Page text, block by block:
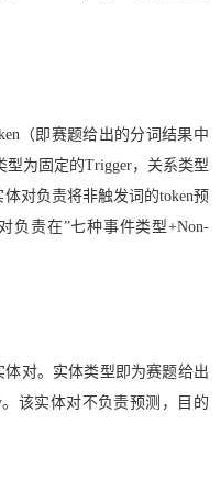
（即赛题给出的分词结果中
为固定的Trigger，关系类型
对负责将非触发词的token预
负责在”七种事件类型+Non-
对。实体类型即为赛题给出
该实体对不负责预测，目的